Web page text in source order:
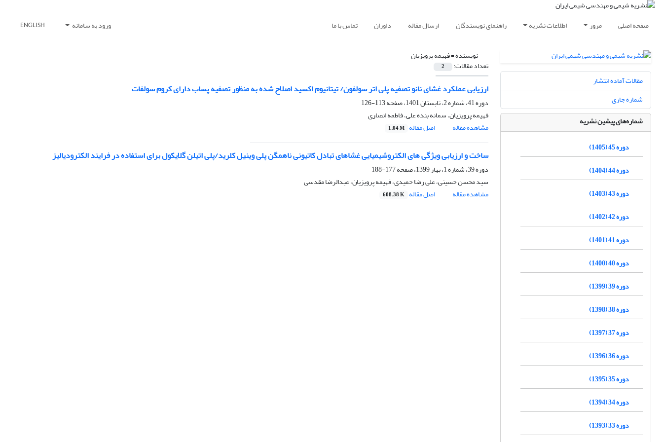
صفحه اصلی مرور اطلاعات نشریه راهنمای نویسندگان ارسال مقاله داوران تماس با ما ورود به سامانه ENGLISH
نویسنده =فهیمه پرویزیان
تعداد مقالات: 2
ارزیابی عملکرد غشای نانو تصفیه پلی اتر سولفون/ تیتانیوم اکسید اصلاح شده به منظور تصفیه پساب دارای کروم سولفات
دوره 41، شماره 2، تابستان 1401، صفحه
113-126
فهیمه پرویزیان، سمانه بنده علی، فاطمه انصاری
مشاهده مقاله
اصل مقاله 1.04 M
ساخت و ارزیابی ویژگی های الکتروشیمیایی غشاهای تبادل کاتیونی ناهمگن پلی وینیل کلرید/پلی اتیلن گلایکول برای استفاده در فرایند الکترودیالیز
دوره 39، شماره 1، بهار 1399، صفحه
177-188
سید محسن حسینی، علی رضا حمیدی، فهیمه پرویزیان، عبدالرضا مقدسی
مشاهده مقاله
اصل مقاله 608.38 K
مقالات آماده انتشار
شماره جاری
شماره‌های پیشین نشریه
دوره 45 (1405)
دوره 44 (1404)
دوره 43 (1403)
دوره 42 (1402)
دوره 41 (1401)
دوره 40 (1400)
دوره 39 (1399)
دوره 38 (1398)
دوره 37 (1397)
دوره 36 (1396)
دوره 35 (1395)
دوره 34 (1394)
دوره 33 (1393)